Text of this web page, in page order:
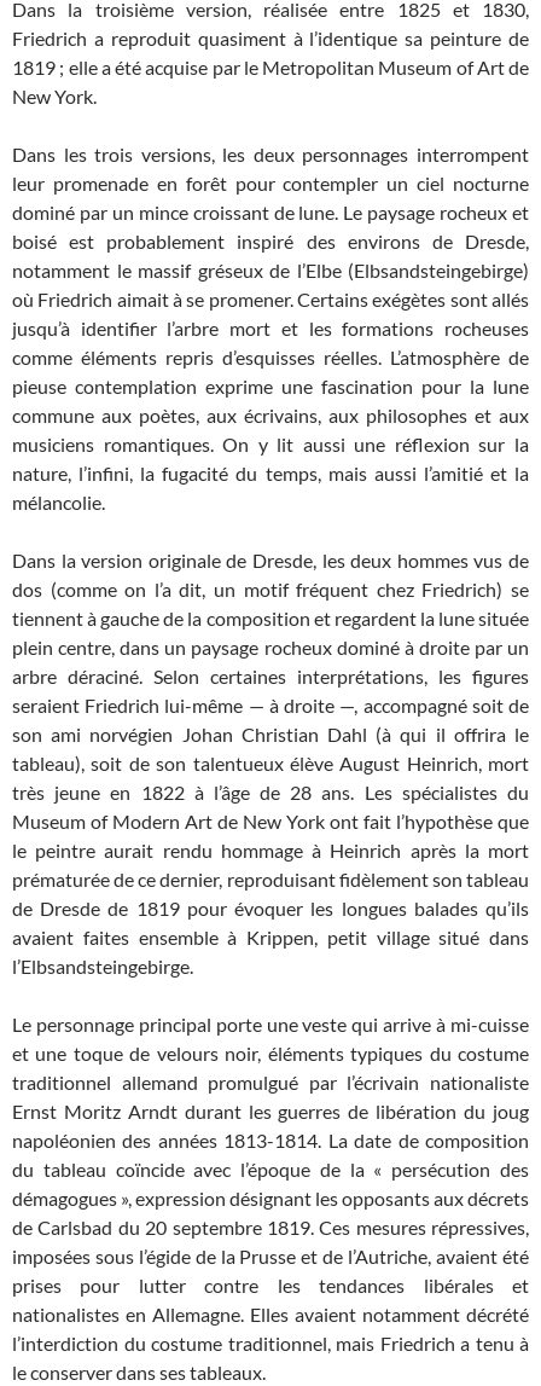
Dans la troisième version, réalisée entre 1825 et 1830,
Friedrich a reproduit quasiment à l’identique sa peinture de
1819 ; elle a été acquise par le Metropolitan Museum of Art de
New York.
Dans les trois versions, les deux personnages interrompent
leur promenade en forêt pour contempler un ciel nocturne
dominé par un mince croissant de lune. Le paysage rocheux et
boisé est probablement inspiré des environs de Dresde,
notamment le massif gréseux de l’Elbe (Elbsandsteingebirge)
où Friedrich aimait à se promener. Certains exégètes sont allés
jusqu’à identifier l’arbre mort et les formations rocheuses
comme éléments repris d’esquisses réelles. L’atmosphère de
pieuse contemplation exprime une fascination pour la lune
commune aux poètes, aux écrivains, aux philosophes et aux
musiciens romantiques. On y lit aussi une réflexion sur la
nature, l’infini, la fugacité du temps, mais aussi l’amitié et la
mélancolie.
Dans la version originale de Dresde, les deux hommes vus de
dos (comme on l’a dit, un motif fréquent chez Friedrich) se
tiennent à gauche de la composition et regardent la lune située
plein centre, dans un paysage rocheux dominé à droite par un
arbre déraciné. Selon certaines interprétations, les figures
seraient Friedrich lui-même — à droite —, accompagné soit de
son ami norvégien Johan Christian Dahl (à qui il offrira le
tableau), soit de son talentueux élève August Heinrich, mort
très jeune en 1822 à l’âge de 28 ans. Les spécialistes du
Museum of Modern Art de New York ont fait l’hypothèse que
le peintre aurait rendu hommage à Heinrich après la mort
prématurée de ce dernier, reproduisant fidèlement son tableau
de Dresde de 1819 pour évoquer les longues balades qu’ils
avaient faites ensemble à Krippen, petit village situé dans
l’Elbsandsteingebirge.
Le personnage principal porte une veste qui arrive à mi-cuisse
et une toque de velours noir, éléments typiques du costume
traditionnel allemand promulgué par l’écrivain nationaliste
Ernst Moritz Arndt durant les guerres de libération du joug
napoléonien des années 1813-1814. La date de composition
du tableau coïncide avec l’époque de la « persécution des
démagogues », expression désignant les opposants aux décrets
de Carlsbad du 20 septembre 1819. Ces mesures répressives,
imposées sous l’égide de la Prusse et de l’Autriche, avaient été
prises pour lutter contre les tendances libérales et
nationalistes en Allemagne. Elles avaient notamment décrété
l’interdiction du costume traditionnel, mais Friedrich a tenu à
le conserver dans ses tableaux.